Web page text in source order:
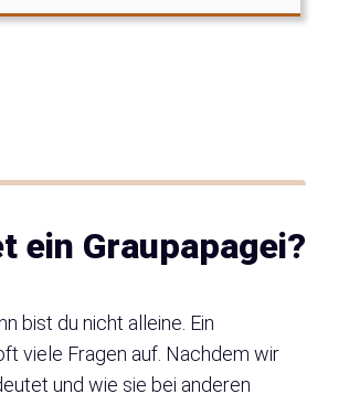
ein Graupapagei?
bist du nicht alleine. Ein
viele Fragen auf. Nachdem wir
und wie sie bei anderen